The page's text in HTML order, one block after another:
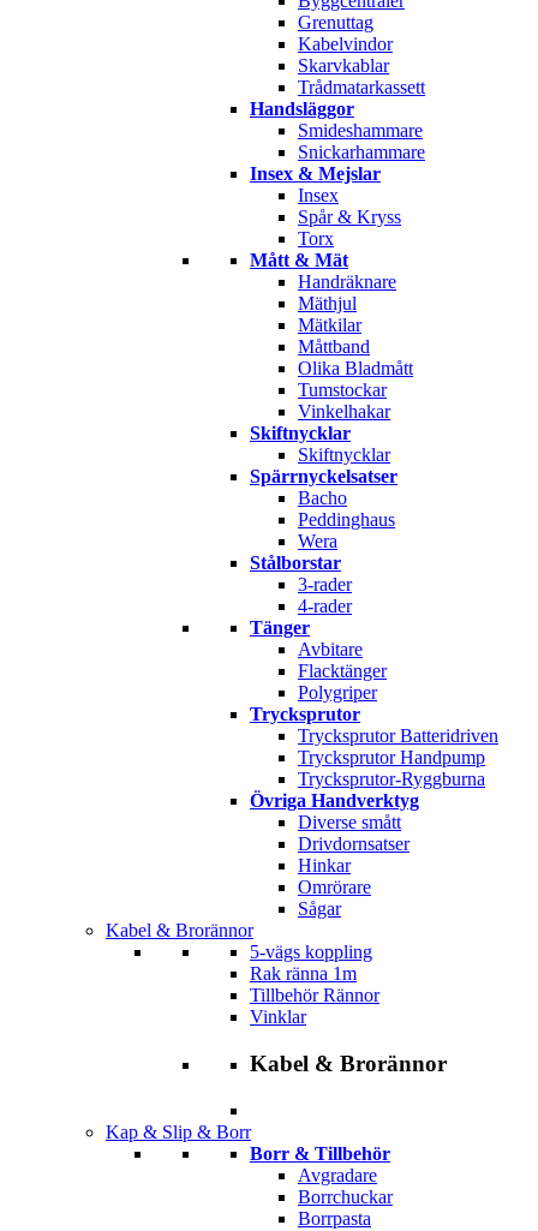
Grenuttag
Kabelvindor
Skarvkablar
Trådmatarkassett
Handsläggor
Smideshammare
Snickarhammare
Insex & Mejslar
Insex
Spår & Kryss
Torx
Mått & Mät
Handräknare
Mäthjul
Mätkilar
Måttband
Olika Bladmått
Tumstockar
Vinkelhakar
Skiftnycklar
Skiftnycklar
Spärrnyckelsatser
Bacho
Peddinghaus
Wera
Stålborstar
3-rader
4-rader
Tänger
Avbitare
Flacktänger
Polygriper
Trycksprutor
Trycksprutor Batteridriven
Trycksprutor Handpump
Trycksprutor-Ryggburna
Övriga Handverktyg
Diverse smått
Drivdornsatser
Hinkar
Omrörare
Sågar
Kabel & Brorännor
5-vägs koppling
Rak ränna 1m
Tillbehör Rännor
Vinklar
Kabel & Brorännor
Kap & Slip & Borr
Borr & Tillbehör
Avgradare
Borrchuckar
Borrpasta